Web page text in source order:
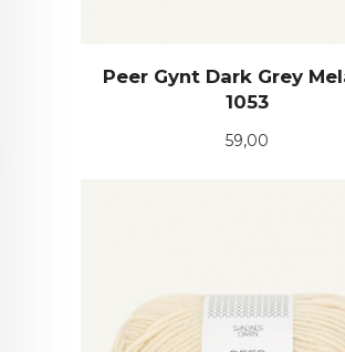
Peer Gynt Dark Grey
1053
Pris
59,00